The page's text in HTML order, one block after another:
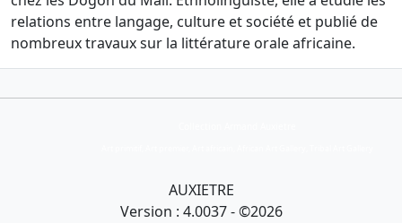
relations entre langage, culture et société et publié de
nombreux travaux sur la littérature orale africaine.
AUXIETRE
Version : 4.0037 - ©2026